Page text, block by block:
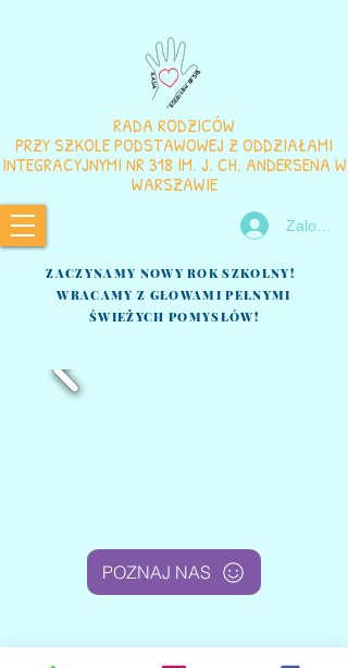
Zaloguj
RADA RODZICÓW
PRZY SZKOLE PODSTAWOWEJ Z ODDZIAŁAMI
INTEGRACYJNYMI NR 318 IM. J. CH. ANDERSENA W
WARSZAWIE
ZACZYNAMY NOWY ROK SZKOLNY!
WRACAMY Z GŁOWAMI PEŁNYMI
ŚWIEŻYCH POMYSŁÓW!
POZNAJ NAS